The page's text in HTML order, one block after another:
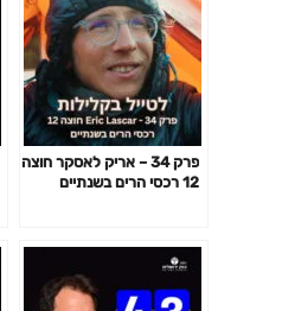
פרק 34 – אריק לאסקר חוצה
12 רכסי הרים בשנתיים